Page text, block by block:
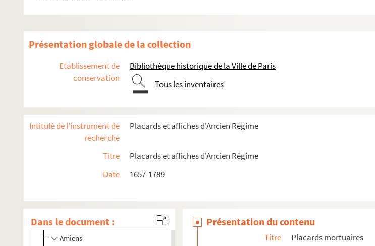
Présentation globale de la collection
Etablissement de
conservation
Bibliothèque historique de la Ville de Paris
Tous les inventaires
Intitulé de l'instrument de
recherche
Placards et affiches d'Ancien Régime
Titre
Placards et affiches d'Ancien Régime
Date
1657-1789
Dans le document :
Actes administratifs et judiciaires
Communautés de métiers
Enseignement
Médecine et assistance
Villes diverses
Abbeville
Amiens
Présentation du contenu
Titre
Placards mortuaires